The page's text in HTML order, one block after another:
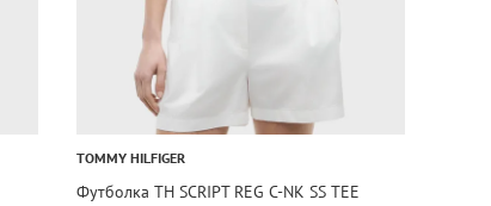
TOMMY HILFIGER
Футболка TH SCRIPT REG C-NK SS TEE